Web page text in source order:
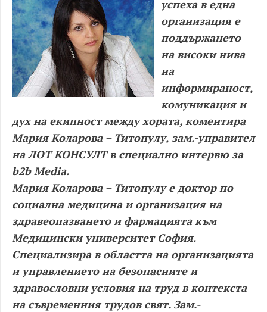
успеха в една
организация е
поддържането
на високи нива
на
информираност,
комуникация и
дух на екипност между хората, коментира
Мария Коларова – Титопулу, зам.-управител
на ЛОТ КОНСУЛТ в специално интервю за
b2b Media.
Мария Коларова – Титопулу е доктор по
социална медицина и организация на
здравеопазването и фармацията към
Медицински университет София.
Специализира в областта на организацията
и управлението на безопасните и
здравословни условия на труд в контекста
на съвременния трудов свят. Зам.-